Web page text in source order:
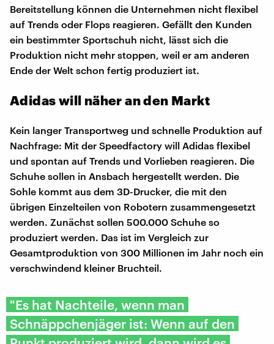
Bereitstellung können die Unternehmen nicht flexibel
auf Trends oder Flops reagieren. Gefällt den Kunden
ein bestimmter Sportschuh nicht, lässt sich die
Produktion nicht mehr stoppen, weil er am anderen
Ende der Welt schon fertig produziert ist.
Adidas will näher an den Markt
Kein langer Transportweg und schnelle Produktion auf
Nachfrage: Mit der Speedfactory will Adidas flexibel
und spontan auf Trends und Vorlieben reagieren. Die
Schuhe sollen in Ansbach hergestellt werden. Die
Sohle kommt aus dem 3D-Drucker, die mit den
übrigen Einzelteilen von Robotern zusammengesetzt
werden. Zunächst sollen 500.000 Schuhe so
produziert werden. Das ist im Vergleich zur
Gesamtproduktion von 300 Millionen im Jahr noch ein
verschwindend kleiner Bruchteil.
"Es hat Nachteile, wenn man
Schnäppchenjäger ist: Wenn auf den